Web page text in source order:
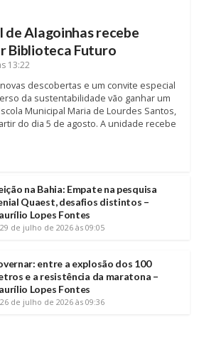
de Alagoinhas recebe
Biblioteca Futuro
13:22
descobertas e um convite especial
da sustentabilidade vão ganhar um
Municipal Maria de Lourdes Santos,
do dia 5 de agosto. A unidade recebe
na Bahia: Empate na pesquisa
Quaest, desafios distintos –
Lopes Fontes
29 de julho de 2026 às 09:05
entre a explosão dos 100
e a resistência da maratona –
Lopes Fontes
26 de julho de 2026 às 09:36